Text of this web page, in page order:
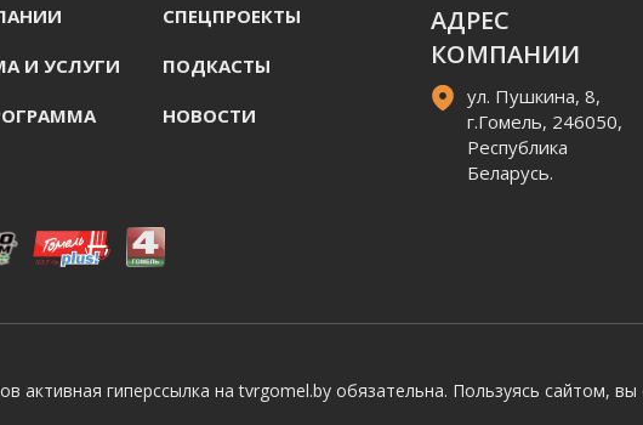
СПЕЦПРОЕКТЫ
И УСЛУГИ ПОДКАСТЫ
НОВОСТИ
АДРЕС
КОМПАНИИ
ул. Пушкина, 8,
г.Гомель, 246050,
Республика
Беларусь.
активная гиперссылка на tvrgomel.by обязательна. Пользуясь сайтом, вы